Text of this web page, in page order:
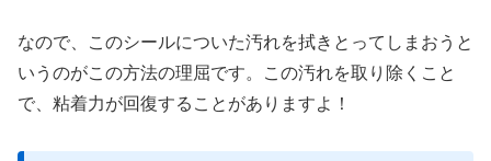
なので、このシールについた汚れを拭きとってしまおうと
いうのがこの方法の理屈です。この汚れを取り除くこと
で、粘着力が回復することがありますよ！